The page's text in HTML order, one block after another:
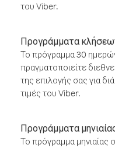
του Viber.
Προγράμματα
Το πρόγραμμα 30
πραγματοποιείτε
της επιλογής σας για
τιμές του Viber.
Προγράμματα
Το πρόγραμμα